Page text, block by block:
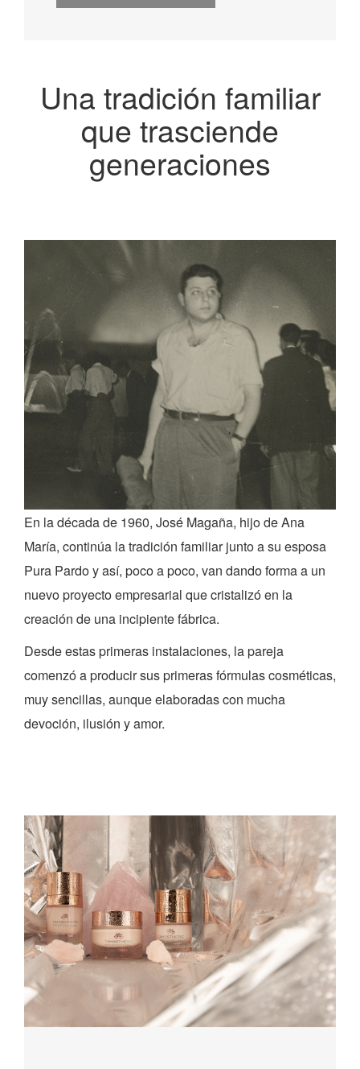
Una tradición familiar
que trasciende
generaciones
En la década de 1960, José Magaña, hijo de Ana
María, continúa la tradición familiar junto a su esposa
Pura Pardo y así, poco a poco, van dando forma a un
nuevo proyecto empresarial que cristalizó en la
creación de una incipiente fábrica.
Desde estas primeras instalaciones, la pareja
comenzó a producir sus primeras fórmulas cosméticas,
muy sencillas, aunque elaboradas con mucha
devoción, ilusión y amor.